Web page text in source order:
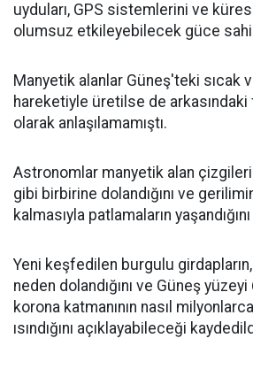
uyduları, GPS sistemlerini ve
olumsuz etkileyebilecek güce
Manyetik alanlar Güneş'teki sıcak
hareketiyle üretilse de
olarak anlaşılamamıştı.
Astronomlar manyetik alan
gibi birbirine dolandığını ve
kalmasıyla patlamaların
Yeni keşfedilen burgulu
neden dolandığını ve Güneş
korona katmanının nasıl
ısındığını açıklayabileceği